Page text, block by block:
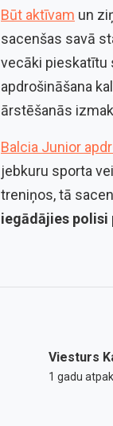
Būt aktīvam un
sacenšas savā
vecāki pieskatītu
apdrošināšana
ārstēšanās
Balcia Junior
jebkuru sporta
treniņos, tā
iegādājies polisi
Viesturs
1 gadu